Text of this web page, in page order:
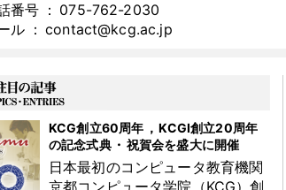
番号 ： 075-762-2030
ル ： contact@kcg.ac.jp
KCG創立60周年 ， KCGI創立20周年
の記念式典 ・ 祝賀会を盛大に開催
日本最初のコンピュータ教育機関
京都コンピュータ学院（KCG）創